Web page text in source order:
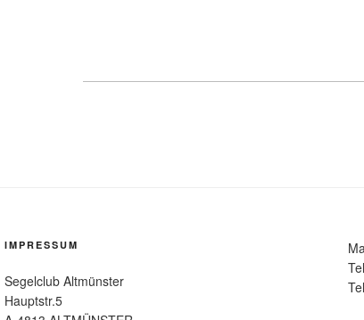
IMPRESSUM
Segelclub Altmünster
Hauptstr.5